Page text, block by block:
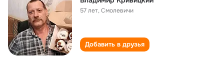
57 лет,Смолевичи
Добавить в друзья